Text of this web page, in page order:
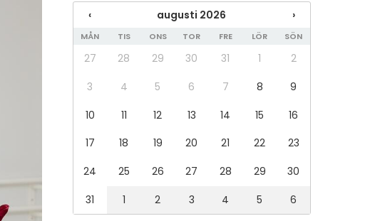
‹ augusti 2026 ›
MÅN TIS ONS TOR FRE LÖR SÖN
27 28 29 30 31 1
2
3
4 5 6 7 8
9
10
11 12 13 14 15
16
17
18 19 20 21 22
23
24
25 26 27 28 29
30
31
1 2 3 4 5 6